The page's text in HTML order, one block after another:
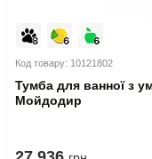
Код товару: 10121802
Тумба для ванної з
Мойдодир